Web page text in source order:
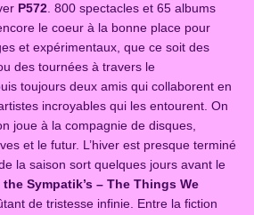
P572 . 800 spectacles et 65 albums
le coeur à la bonne place pour
et expérimentaux, que ce soit des
des tournées à travers le
toujours deux amis qui collaborent en
incroyables qui les entourent. On
joue à la compagnie de disques,
et le futur. L’hiver est presque terminé
la saison sort quelques jours avant le
Sympatik’s – The Things We
de tristesse infinie. Entre la fiction